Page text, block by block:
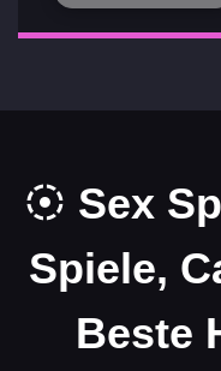
Sex
Spiele,
Beste